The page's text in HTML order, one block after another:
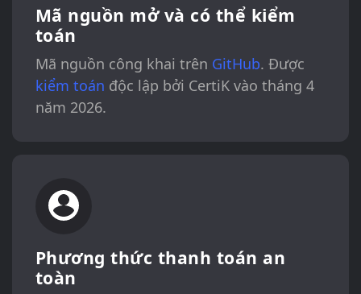
Mã nguồn mở và có thể kiểm
toán
Mã nguồn công khai trên GitHub. Được
kiểm toán độc lập bởi CertiK vào tháng 4
năm 2026.
Phương thức thanh toán an
toàn